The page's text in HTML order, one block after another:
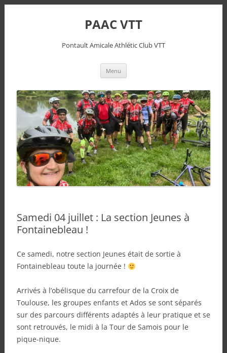
PAAC VTT
Pontault Amicale Athlétic Club VTT
Menu
Samedi 04 juillet : La section Jeunes à
Fontainebleau !
Ce samedi, notre section Jeunes était de sortie à
Fontainebleau toute la journée !
Arrivés à l’obélisque du carrefour de la Croix de
Toulouse, les groupes enfants et Ados se sont séparés
sur des parcours différents adaptés à leur pratique et se
sont retrouvés, le midi à la Tour de Samois pour le
pique-nique.